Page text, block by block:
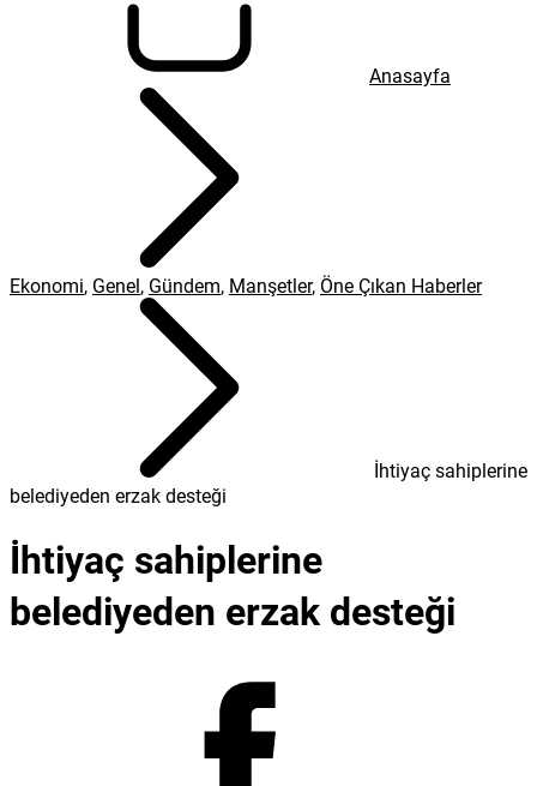
Anasayfa
Ekonomi, Genel, Gündem, Manşetler, Öne Çıkan Haberler
İhtiyaç sahiplerine
belediyeden erzak desteği
İhtiyaç sahiplerine
belediyeden erzak desteği